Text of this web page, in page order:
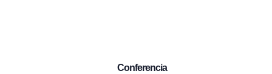
Conferencia